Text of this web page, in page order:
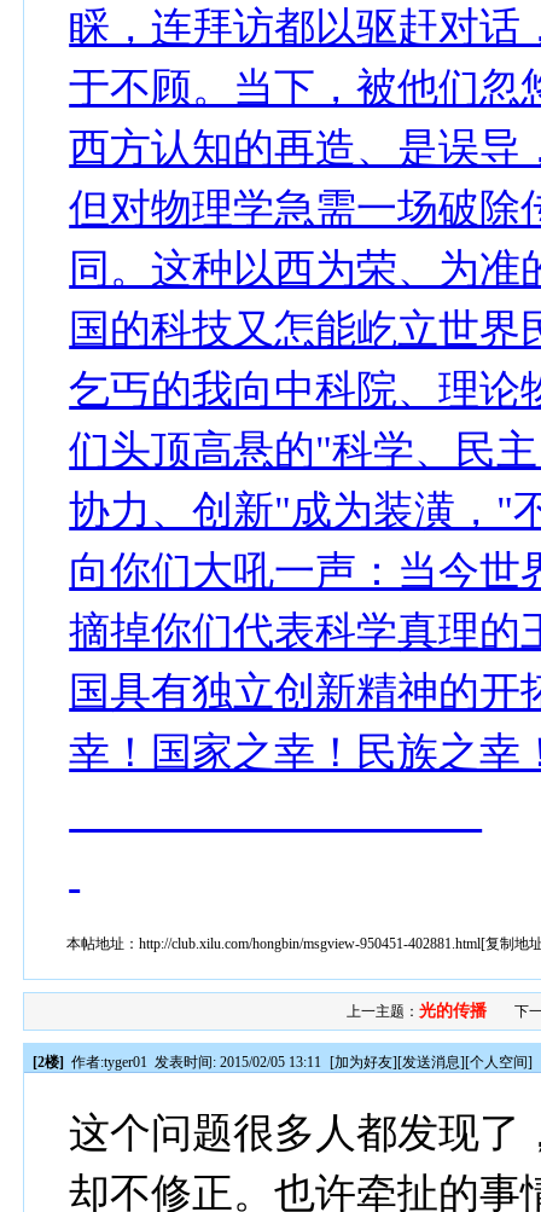
睬，连拜访都以驱赶对话
于不顾。当下，被他们
西方认知的再造、是误导
但对物理学急需一场破除
同。这种以西为荣、为
国的科技又怎能屹立世
乞丐的我向中科院、理论
们头顶高悬的"科学、民
协力、创新"成为装潢，"
向你们大吼一声：当今世
摘掉你们代表科学真理的
国具有独立创新精神的
幸！国家之幸！民族之
本帖地址：http://club.xilu.com/hongbin/msgview-950451-402881.html[复制地
上一主题： 光的传播 下
[2楼] 作者:tyger01 发表时间: 2015/02/05 13:11 [加为好友][发送消息][个人空间]
这个问题很多人都发现了
却不修正。也许牵扯的事